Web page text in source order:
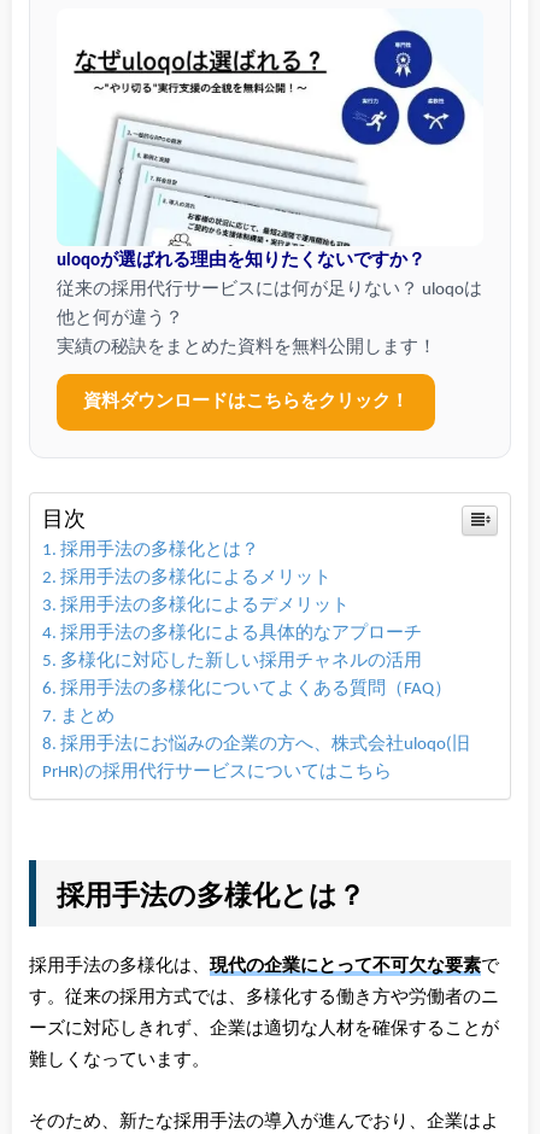
uloqoが選ばれる理由を知りたくないですか？
従来の採用代行サービスには何が足りない？ uloqoは
他と何が違う？
実績の秘訣をまとめた資料を無料公開します！
資料ダウンロードはこちらをクリック！
目次
採用手法の多様化とは？
採用手法の多様化によるメリット
採用手法の多様化によるデメリット
採用手法の多様化による具体的なアプローチ
多様化に対応した新しい採用チャネルの活用
採用手法の多様化についてよくある質問（FAQ）
まとめ
採用手法にお悩みの企業の方へ、株式会社uloqo(旧
PrHR)の採用代行サービスについてはこちら
採用手法の多様化とは？
採用手法の多様化は、 現代の企業にとって不可欠な要素で
す。従来の採用方式では、多様化する働き方や労働者のニ
ーズに対応しきれず、企業は適切な人材を確保することが
難しくなっています。
そのため、新たな採用手法の導入が進んでおり、企業はよ